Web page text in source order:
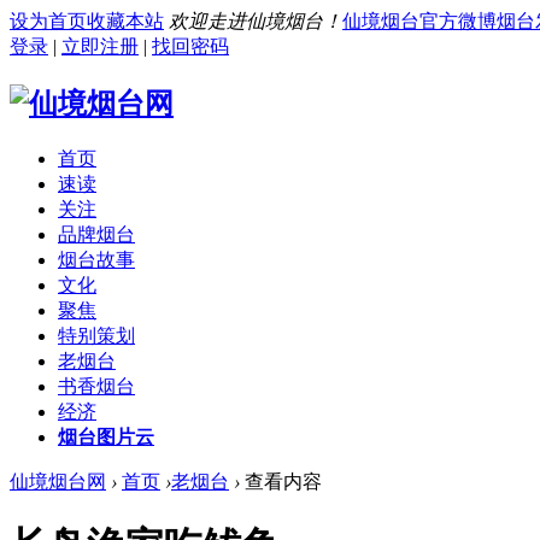
设为首页收藏本站 欢迎走进仙境烟台！ 仙境烟台官方微博烟台
登录 | 立即注册 | 找回密码
首页
速读
关注
品牌烟台
烟台故事
文化
聚焦
特别策划
老烟台
书香烟台
经济
烟台图片云
仙境烟台网 › 首页 ›老烟台 › 查看内容